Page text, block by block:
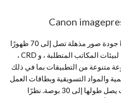
Canon
توفر الطابعة imagePRESS C710 جودة صور مذهلة تصل إلى 70 ظهورًا
بحجم حرف في الدقيقة ، مما يتيح لبيئات المكاتب المتطلبة ، و CRD ،
متنوعة من التطبيقات بما في ذلك
والمواد التسويقية وبطاقات العمل
والكتيبات والأظرف ، وحتى لافتات يصل طولها إلى 30 بوصة. نظرًا